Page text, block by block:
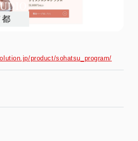
product/sohatsu_program/